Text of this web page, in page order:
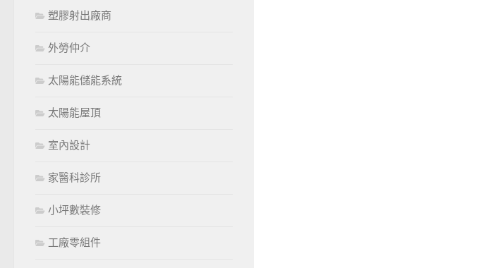
塑膠射出廠商
外勞仲介
太陽能儲能系統
太陽能屋頂
室內設計
家醫科診所
小坪數裝修
工廠零組件